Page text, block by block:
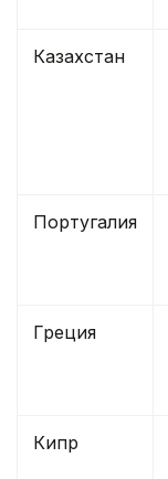
Казахстан
Португалия
Греция
Кипр